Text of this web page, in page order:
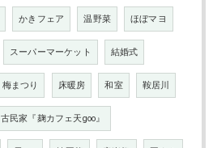
かきフェア 温野菜 ほぼマヨ
スーパーマーケット 結婚式
梅まつり 床暖房 和室 鞍居川
古民家『麹カフェ天goo』